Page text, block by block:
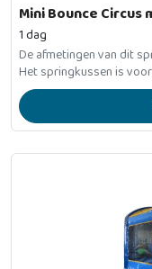
Mini Bounce Circus
1 dag
De afmetingen van dit
Het springkussen is